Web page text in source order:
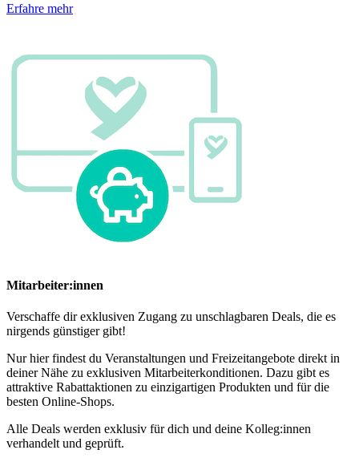
Erfahre mehr
Mitarbeiter:innen
Verschaffe dir exklusiven Zugang zu unschlagbaren Deals, die es
nirgends günstiger gibt!
Nur hier findest du Veranstaltungen und Freizeitangebote direkt in
deiner Nähe zu exklusiven Mitarbeiterkonditionen. Dazu gibt es
attraktive Rabattaktionen zu einzigartigen Produkten und für die
besten Online-Shops.
Alle Deals werden exklusiv für dich und deine Kolleg:innen
verhandelt und geprüft.